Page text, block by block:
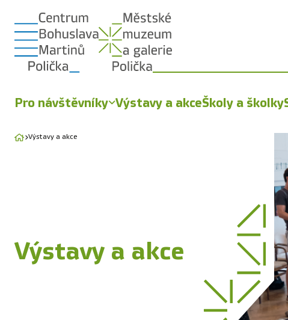
Pro návštěvníky Výstavy a akceŠkoly a školky
Výstavy a akce
Výstavy a akce